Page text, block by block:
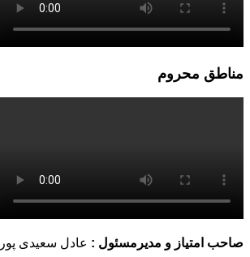
مناطق محروم
صاحب امتیاز و مدیرمسئول : عادل سعیدی پور